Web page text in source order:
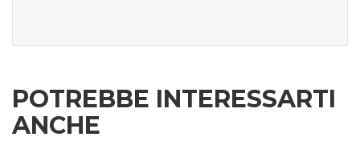
POTREBBE INTERESSARTI
ANCHE